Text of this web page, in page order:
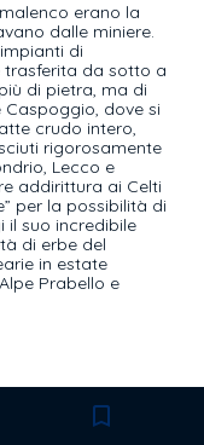
erano la
dalle miniere.
di
trasferita da sotto a
di pietra, ma di
Caspoggio, dove si
crudo intero,
rigorosamente
Lecco e
addirittura ai Celti
per la possibilità di
il suo incredibile
di erbe del
in estate
Prabello e